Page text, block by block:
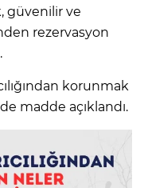
güvenilir ve
rezervasyon
korunmak
madde açıklandı.